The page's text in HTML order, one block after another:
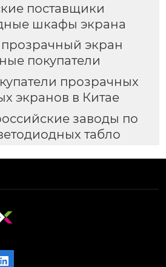
поставщики
шкафы экрана
экран
покупатели
прозрачных
экранов в Китае
заводы по
табло
